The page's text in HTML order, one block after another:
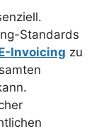
Standards
Invoicing zu